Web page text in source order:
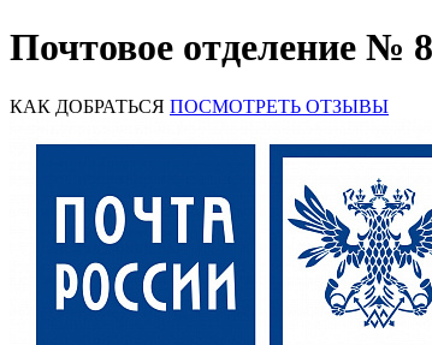
Почтовое отделение №
КАК ДОБРАТЬСЯ ПОСМОТРЕТЬ ОТЗЫВЫ